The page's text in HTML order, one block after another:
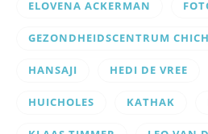
ELOVENA ACKERMAN
GEZONDHEIDSCENTRUM
HANSAJI HEDI DE VREE
HUICHOLES KATHAK